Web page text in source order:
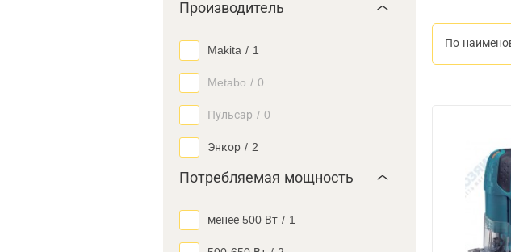
Производитель
Makita / 1
Metabo / 0
Пульсар / 0
Энкор / 2
Потребляемая мощность
менее 500 Вт / 1
По